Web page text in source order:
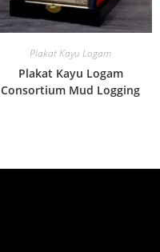
Plakat Kayu Logam
Plakat Kayu Logam
Consortium Mud Logging